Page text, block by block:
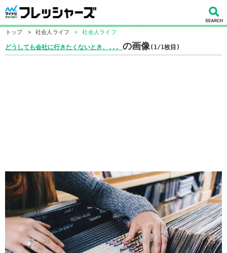
トップ > 社会人ライフ > 社会人ライフ
どうしても会社に行きたくないとき、... の画像(1/1枚目)